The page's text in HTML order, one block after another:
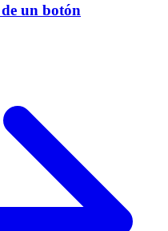
un botón